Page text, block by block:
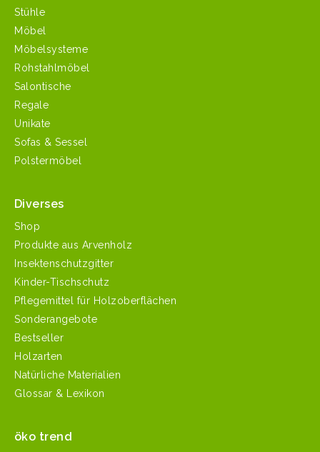
Stühle
Möbel
Möbelsysteme
Rohstahlmöbel
Salontische
Regale
Unikate
Sofas & Sessel
Polstermöbel
Diverses
Shop
Produkte aus Arvenholz
Insektenschutzgitter
Kinder-Tischschutz
Pflegemittel für Holzoberflächen
Sonderangebote
Bestseller
Holzarten
Natürliche Materialien
Glossar & Lexikon
öko trend